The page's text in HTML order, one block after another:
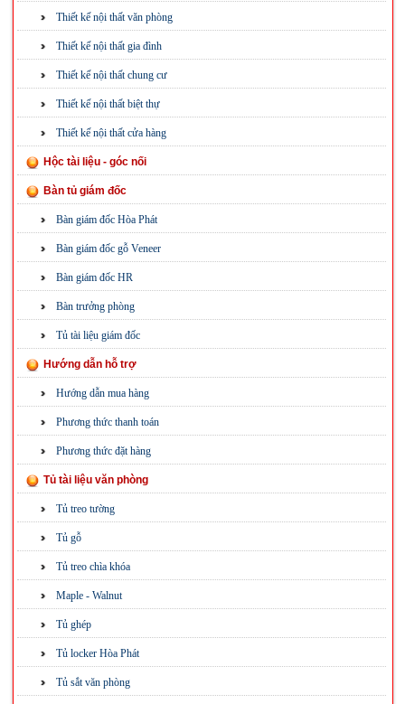
Thiết kế nội thất văn phòng
Thiết kế nội thất gia đình
Thiết kế nội thất chung cư
Thiết kế nội thất biệt thự
Thiết kế nội thất cửa hàng
Hộc tài liệu - góc nối
Bàn tủ giám đốc
Bàn giám đốc Hòa Phát
Bàn giám đốc gỗ Veneer
Bàn giám đốc HR
Bàn trưởng phòng
Tủ tài liệu giám đốc
Hướng dẫn hỗ trợ
Hướng dẫn mua hàng
Phương thức thanh toán
Phương thức đặt hàng
Tủ tài liệu văn phòng
Tủ treo tường
Tủ gỗ
Tủ treo chìa khóa
Maple - Walnut
Tủ ghép
Tủ locker Hòa Phát
Tủ sắt văn phòng